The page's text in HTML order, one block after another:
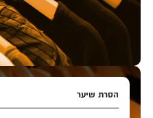
הסרת שיער